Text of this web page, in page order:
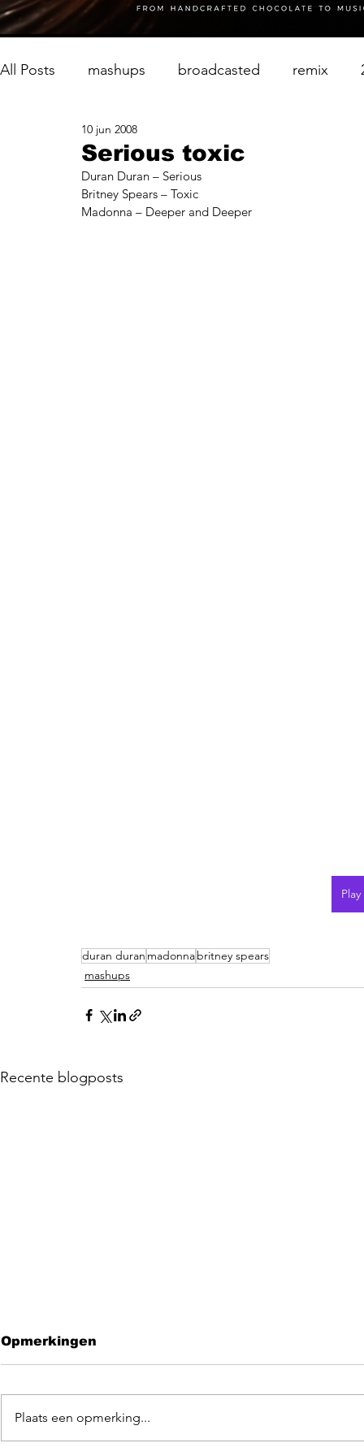
All Posts mashups broadcasted remix
Serious toxic
10 jun 2008
Duran Duran – Serious
Britney Spears – Toxic
Madonna – Deeper and Deeper
duran duran madonnabritney spears
mashups
Recente blogposts
Leave
Opmerkingen
Plaats een opmerking...